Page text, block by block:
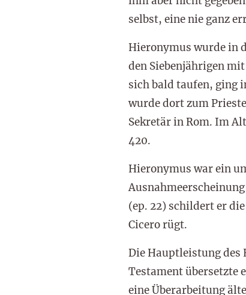
selbst, eine nie ganz
Hieronymus wurde in
den Siebenjährigen
sich bald taufen, ging
wurde dort zum
Sekretär in Rom. Im
420.
Hieronymus war ein
(ep. 22) schildert er
Cicero rügt.
Die Hauptleistung des
Testament übersetzte
eine Überarbeitung